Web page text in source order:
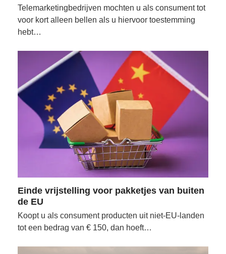
Telemarketingbedrijven mochten u als consument tot
voor kort alleen bellen als u hiervoor toestemming
hebt…
Einde vrijstelling voor pakketjes van buiten
de EU
Koopt u als consument producten uit niet-EU-landen
tot een bedrag van € 150, dan hoeft…